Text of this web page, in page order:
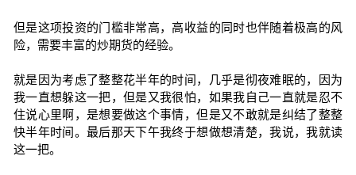
但是这项投资的门槛非常高，高收益的同时也伴随着极高的风
险，需要丰富的炒期货的经验。
就是因为考虑了整整花半年的时间，几乎是彻夜难眠的，因为
我一直想躲这一把，但是又我很怕，如果我自己一直就是忍不
住说心里啊，是想要做这个事情，但是又不敢就是纠结了整整
快半年时间。最后那天下午我终于想做想清楚，我说，我就读
这一把。